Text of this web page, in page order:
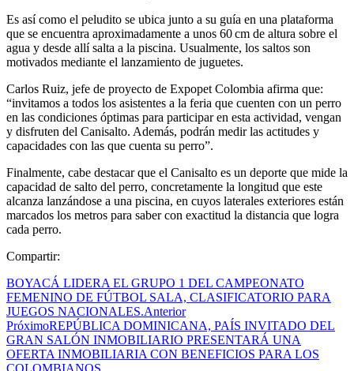
Es así como el peludito se ubica junto a su guía en una plataforma
que se encuentra aproximadamente a unos 60 cm de altura sobre el
agua y desde allí salta a la piscina. Usualmente, los saltos son
motivados mediante el lanzamiento de juguetes.
Carlos Ruiz, jefe de proyecto de Expopet Colombia afirma que:
“invitamos a todos los asistentes a la feria que cuenten con un perro
en las condiciones óptimas para participar en esta actividad, vengan
y disfruten del Canisalto. Además, podrán medir las actitudes y
capacidades con las que cuenta su perro”.
Finalmente, cabe destacar que el Canisalto es un deporte que mide la
capacidad de salto del perro, concretamente la longitud que este
alcanza lanzándose a una piscina, en cuyos laterales exteriores están
marcados los metros para saber con exactitud la distancia que logra
cada perro.
Compartir:
BOYACÁ LIDERA EL GRUPO 1 DEL CAMPEONATO
FEMENINO DE FÚTBOL SALA, CLASIFICATORIO PARA
JUEGOS NACIONALES.Anterior
PróximoREPÚBLICA DOMINICANA, PAÍS INVITADO DEL
GRAN SALÓN INMOBILIARIO PRESENTARÁ UNA
OFERTA INMOBILIARIA CON BENEFICIOS PARA LOS
COLOMBIANOS